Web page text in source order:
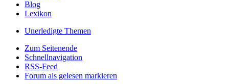
Blog
Lexikon
Unerledigte Themen
Zum Seitenende
Schnellnavigation
RSS-Feed
Forum als gelesen markieren